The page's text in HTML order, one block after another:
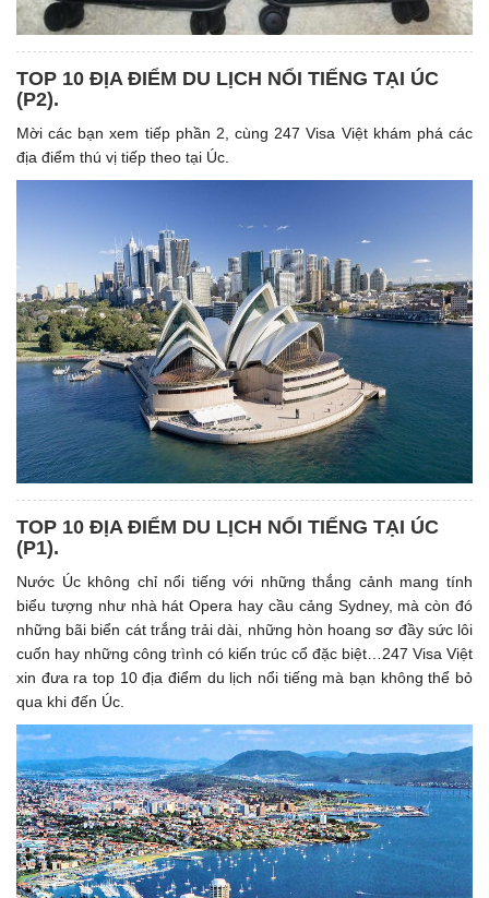
TOP 10 ĐỊA ĐIỂM DU LỊCH NỔI TIẾNG TẠI ÚC
(P2).
Mời các bạn xem tiếp phần 2, cùng 247 Visa Việt khám phá các
địa điểm thú vị tiếp theo tại Úc.
TOP 10 ĐỊA ĐIỂM DU LỊCH NỔI TIẾNG TẠI ÚC
(P1). ​
Nước Úc không chỉ nổi tiếng với những thắng cảnh mang tính
biểu tượng như nhà hát Opera hay cầu cảng Sydney, mà còn đó
những bãi biển cát trắng trải dài, những hòn hoang sơ đầy sức lôi
cuốn hay những công trình có kiến trúc cổ đặc biệt…247 Visa Việt
xin đưa ra top 10 địa điểm du lịch nổi tiếng mà bạn không thể bỏ
qua khi đến Úc.